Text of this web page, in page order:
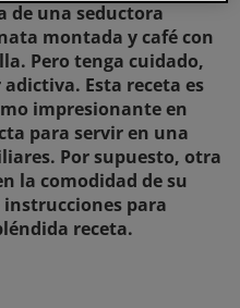
de una seductora
montada y café con
Pero tenga cuidado,
Esta receta es
impresionante en
para servir en una
Por supuesto, otra
la comodidad de su
instrucciones para
receta.